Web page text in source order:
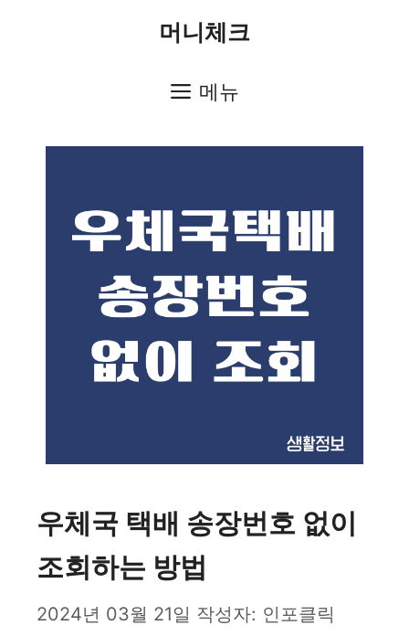
머니체크
메뉴
우체국 택배 송장번호 없이
조회하는 방법
2024년 03월 21일 작성자: 인포클릭